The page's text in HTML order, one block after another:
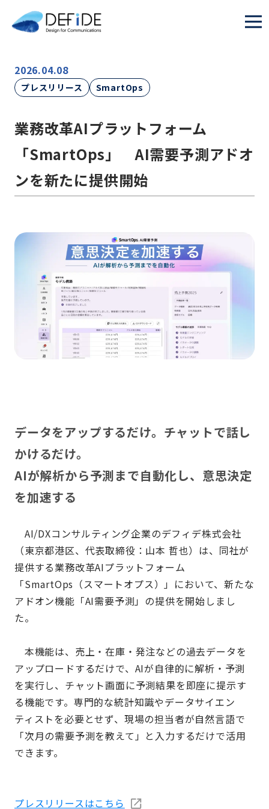
2026.04.08
プレスリリース SmartOps
業務改革AIプラットフォーム
「SmartOps」 AI需要予測アドオ
ンを新たに提供開始
データをアップするだけ。チャットで話し
かけるだけ。
AIが解析から予測まで自動化し、意思決定
を加速する
AI/DXコンサルティング企業のデフィデ株式会社
（東京都港区、代表取締役：山本 哲也）は、同社が
提供する業務改革AIプラットフォーム
「SmartOps（スマートオプス）」において、新たな
アドオン機能「AI需要予測」の提供を開始しまし
た。
本機能は、売上・在庫・発注などの過去データを
アップロードするだけで、AIが自律的に解析・予測
を実行し、チャット画面に予測結果を即座に提示す
る機能です。専門的な統計知識やデータサイエン
ティストを必要とせず、現場の担当者が自然言語で
「次月の需要予測を教えて」と入力するだけで活用
できます。
プレスリリースはこちら